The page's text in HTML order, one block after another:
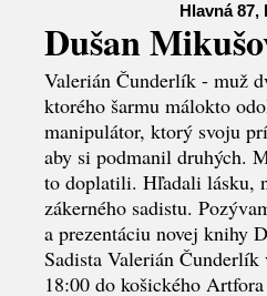
Hlavná 87,
Dušan
Valerián Čunderlík - muž
ktorého šarmu málokto
manipulátor, ktorý svoju
aby si podmanil druhých.
to doplatili. Hľadali lásku,
zákerného sadistu.
a prezentáciu novej knihy
Sadista Valerián
18:00 do košického